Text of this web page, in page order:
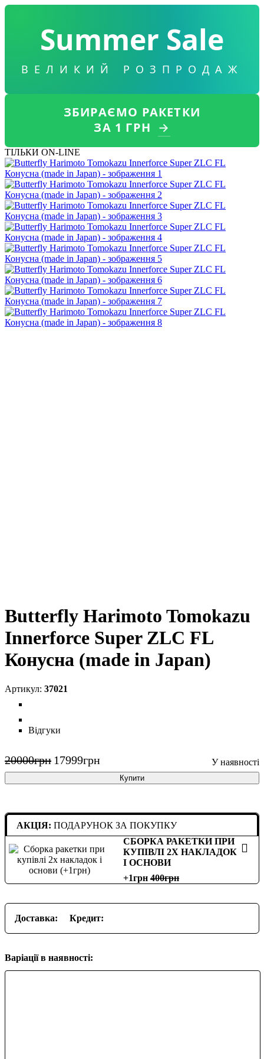
Summer Sale
ВЕЛИКИЙ РОЗПРОДАЖ
ЗБИРАЄМО РАКЕТКИ
ЗА 1 ГРН →
ТІЛЬКИ ON-LINE
Butterfly Harimoto Tomokazu
Innerforce Super ZLC FL
Конусна (made in Japan)
37021
Відгуки
20000грн 17999грн
Купити
АКЦІЯ: ПОДАРУНОК ЗА ПОКУПКУ
СБОРКА РАКЕТКИ ПРИ
КУПІВЛІ 2Х НАКЛАДОК
І ОСНОВИ
+1грн 400
Доставка: Кредит:
Варіації в наявності: